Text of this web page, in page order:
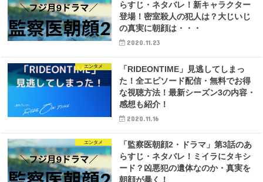
らすじ・ネタバレ！新キャラクター
登場！密室殺人の犯人は？大じいじ
の真実に朝顔は・・・
2020.11.23
エンタメ
「RIDEONTIME」見逃してしまっ
た！全エピソード配信・無料でお得
な視聴方法！最新シーズン3の内容・
感想も紹介！
2020.11.16
エンタメ
「監察医朝顔2・ドラマ」第3話のあ
らすじ・ネタバレ！ミイラにタキシ
ード？凶悪犯の遺体なのか・真実を
朝顔が暴く！